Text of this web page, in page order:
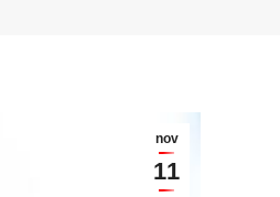
nov
11